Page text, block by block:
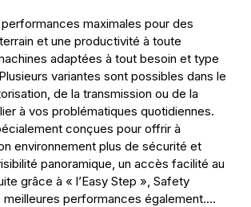
maximales pour des
et une productivité à toute
adaptées à tout besoin et type
variantes sont possibles dans le
de la transmission ou de la
à vos problématiques quotidiennes.
conçues pour offrir à
environnement plus de sécurité et
panoramique, un accès facilité au
grâce à « l’Easy Step », Safety
performances également….